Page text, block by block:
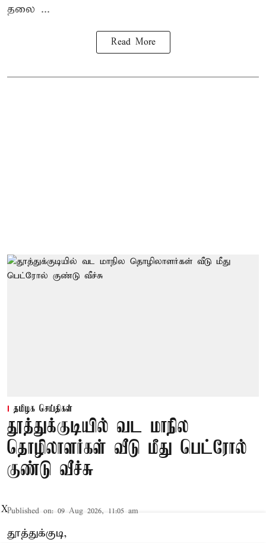
தலை ...
Read More
தமிழக செய்திகள்
தூத்துக்குடியில் வட மாநில
தொழிலாளர்கள் வீடு மீது பெட்ரோல்
குண்டு வீச்சு
Published on: 09 Aug 2026, 11:05 am
தூத்துக்குடி,
X